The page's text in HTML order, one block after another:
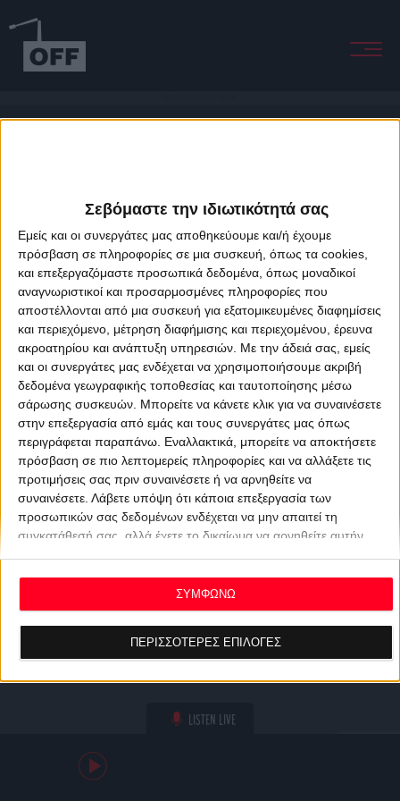
Σεβόμαστε την ιδιωτικότητά σας
Εμείς και οι συνεργάτες μας αποθηκεύουμε και/ή έχουμε
πρόσβαση σε πληροφορίες σε μια συσκευή, όπως τα cookies,
και επεξεργαζόμαστε προσωπικά δεδομένα, όπως μοναδικοί
αναγνωριστικοί και προσαρμοσμένες πληροφορίες που
αποστέλλονται από μια συσκευή για εξατομικευμένες διαφημίσεις
και περιεχόμενο, μέτρηση διαφήμισης και περιεχομένου, έρευνα
ακροατηρίου και ανάπτυξη υπηρεσιών. Με την άδειά σας, εμείς
και οι συνεργάτες μας ενδέχεται να χρησιμοποιήσουμε ακριβή
δεδομένα γεωγραφικής τοποθεσίας και ταυτοποίησης μέσω
σάρωσης συσκευών. Μπορείτε να κάνετε κλικ για να συναινέσετε
στην επεξεργασία από εμάς και τους συνεργάτες μας όπως
περιγράφεται παραπάνω. Εναλλακτικά, μπορείτε να αποκτήσετε
πρόσβαση σε πιο λεπτομερείς πληροφορίες και να αλλάξετε τις
προτιμήσεις σας πριν συναινέσετε ή να αρνηθείτε να
συναινέσετε. Λάβετε υπόψη ότι κάποια επεξεργασία των
προσωπικών σας δεδομένων ενδέχεται να μην απαιτεί τη
συγκατάθεσή σας, αλλά έχετε το δικαίωμα να αρνηθείτε αυτήν
ανακαλέσετε τη συγκατάθεσή σας ανά πάσα στιγμή
επιστρέφοντας σε αυτόν τον ιστότοπο και κάνοντας κλικ στο
κουμπί "Απορρήτου" στο κάτω μέρος της ιστοσελίδας.
ΠΕΡΙΣΣΟΤΕΡΕΣ ΕΠΙΛΟΓΕΣ
ΣΥΜΦΩΝΩ
LISTEN LIVE
About Offradio Business Class Terms & Conditions
Privacy Policy
Designed & developed byporcupine colors&Fotis Alexandrou